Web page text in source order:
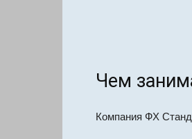
Чем
Компания ФХ